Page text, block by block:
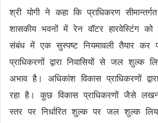
श्री योगी ने कहा कि प्राधिकरण
शासकीय भवनों में रेन वॉटर हारवेस्टिंग को
संबंध में एक सुस्पष्ट नियमावली तैयार कर
प्राधिकरणों द्वारा निवासियों से जल शुल्क
अभाव है। अधिकांश विकास प्राधिकरणों
रहा है। कुछ विकास प्राधिकरणों जैसे
स्तर पर निर्धारित शुल्क पर जल शुल्क